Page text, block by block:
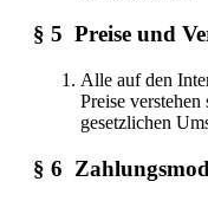
§ 5 Preise und
Alle auf den
Preise
gesetzlichen
§ 6